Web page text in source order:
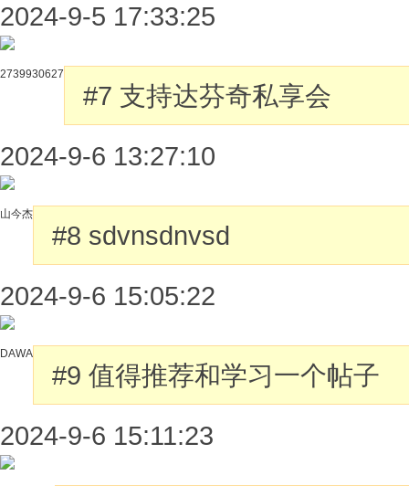
2024-9-5 17:33:25
2739930627
#7 支持达芬奇私享会
2024-9-6 13:27:10
山今杰
#8 sdvnsdnvsd
2024-9-6 15:05:22
DAWA
#9 值得推荐和学习一个帖子
2024-9-6 15:11:23